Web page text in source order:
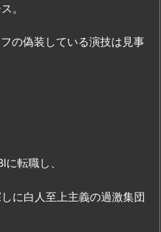
。
の偽装している演技は見事
転職し、
に白人至上主義の過激集団